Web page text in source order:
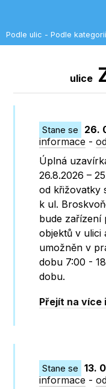
Podle ulic - Podle kategorií
ulice
Stane se 26.
informace -
Úplná
26.8.2026 –
od křižovatky
k ul.
bude zařízení
objektů v ulici
umožněn v
dobu 7:00 -
dobu.
Přejít na více
Stane se 13.
informace -